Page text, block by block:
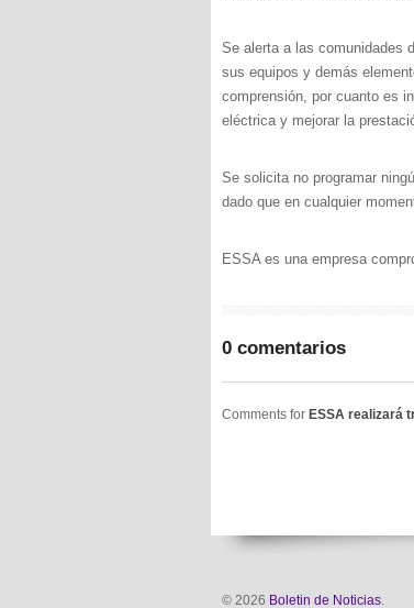
Se alerta a las comunidades
sus equipos y demás
comprensión, por cuanto es
eléctrica y mejorar la
Se solicita no programar
dado que en cualquier
ESSA es una empresa
0 comentarios
Comments for ESSA realizará
© 2026 Boletin de Noticias.